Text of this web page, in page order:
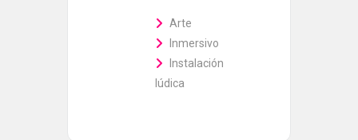
Arte
Inmersivo
Instalación
lúdica